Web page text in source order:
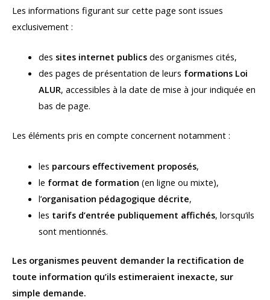
Les informations figurant sur cette page sont issues
exclusivement :
des sites internet publicsdes organismes cités,
des pages de présentation de leurs formations Loi
ALUR, accessibles à la date de mise à jour indiquée en
bas de page.
Les éléments pris en compte concernent notamment :
les parcours effectivement proposés,
le format de formation (en ligne ou mixte),
l’organisation pédagogique décrite,
les tarifs d’entrée publiquement affichés, lorsqu’ils
sont mentionnés.
Les organismes peuvent demander la rectification de
toute information qu’ils estimeraient inexacte, sur
simple demande.